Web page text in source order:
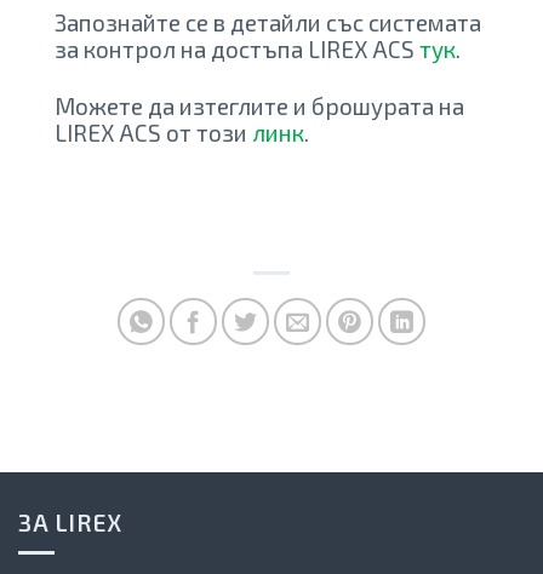
Запознайте се в детайли със системата
за контрол на достъпа LIREX ACS тук.
Можете да изтеглите и брошурата на
LIREX ACS от този линк.
ЗА LIREX